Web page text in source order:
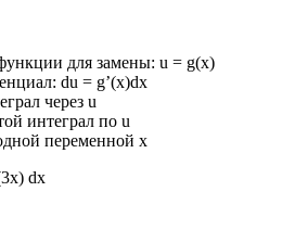
для замены: u = g(x)
du = g’(x)dx
через u
интеграл по u
переменной x
dx